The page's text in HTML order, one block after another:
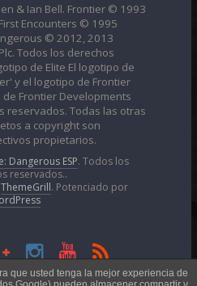
& Ian Bell. Frontier © 1993
Encounters © 1995
© 2012, 2013
Todos los derechos
de Elite El logotipo de
y el logotipo de Frontier
Frontier Developments
reservados. Todas las otras
a copyright son
propietarios.
Dangerous ESP. Todos los
reservados..
ThemeGrill. Potenciado por
unaLicencia Creative Commons
que usted tenga la mejor experiencia de